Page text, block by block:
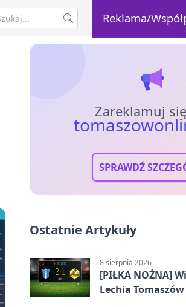
Reklama/
Zareklamuj
SPRAWDŹ
Ostatnie Artykuły
8 sierpnia 2026
[PIŁKA NOŻNA]
Lechia